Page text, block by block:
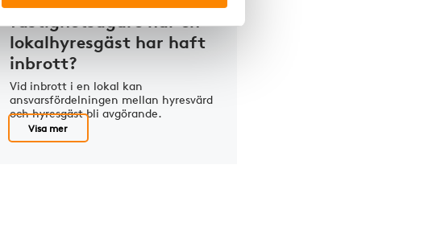
fastighetsägare när en
lokalhyresgäst har haft
inbrott?
Vid inbrott i en lokal kan
ansvarsfördelningen mellan hyresvärd
och hyresgäst bli avgörande.
Visa mer